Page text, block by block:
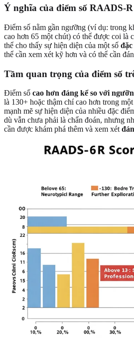
Ý nghĩa của điểm số RAADS-
Điểm số nằm gần ngưỡng (ví dụ: trong
cao hơn 65 một chút) có thể được coi là
thể cho thấy sự hiện diện của một số
thể cần xem xét kỹ hơn và có thể cần
Tầm quan trọng của điểm số
Điểm số cao hơn đáng kể so với
là 130+ hoặc thậm chí cao hơn trong
mạnh mẽ sự hiện diện của nhiều đặc
dù vẫn chưa phải là chẩn đoán, nhưng
cần được khám phá thêm và xem xét